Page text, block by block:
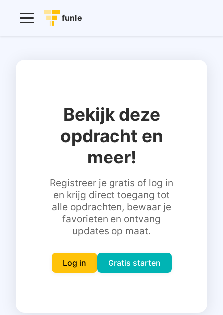
funle
Inloggen
Gratis starten
Bekijk deze
opdracht en
meer!
Registreer je gratis of log in
en krijg direct toegang tot
alle opdrachten, bewaar je
favorieten en ontvang
updates op maat.
Log in Gratis starten